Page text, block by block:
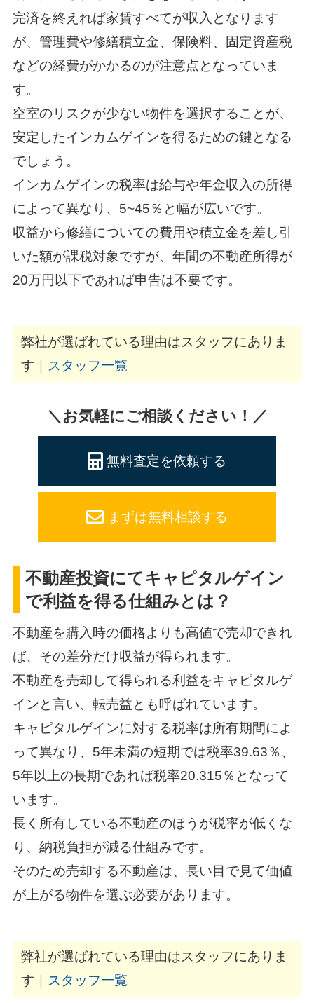
完済を終えれば家賃すべてが収入となります
が、管理費や修繕積立金、保険料、固定資産税
などの経費がかかるのが注意点となっていま
す。
空室のリスクが少ない物件を選択することが、
安定したインカムゲインを得るための鍵となる
でしょう。
インカムゲインの税率は給与や年金収入の所得
によって異なり、5~45％と幅が広いです。
収益から修繕についての費用や積立金を差し引
いた額が課税対象ですが、年間の不動産所得が
20万円以下であれば申告は不要です。
弊社が選ばれている理由はスタッフにありま
す｜
スタッフ一覧
＼お気軽にご相談ください！／
無料査定を依頼する
まずは無料相談する
不動産投資にてキャピタルゲイン
で利益を得る仕組みとは？
不動産を購入時の価格よりも高値で売却できれ
ば、その差分だけ収益が得られます。
不動産を売却して得られる利益をキャピタルゲ
インと言い、転売益とも呼ばれています。
キャピタルゲインに対する税率は所有期間によ
って異なり、5年未満の短期では税率39.63％、
5年以上の長期であれば税率20.315％となって
います。
長く所有している不動産のほうが税率が低くな
り、納税負担が減る仕組みです。
そのため売却する不動産は、長い目で見て価値
が上がる物件を選ぶ必要があります。
弊社が選ばれている理由はスタッフにありま
す｜
スタッフ一覧